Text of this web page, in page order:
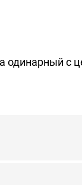
одинарный с